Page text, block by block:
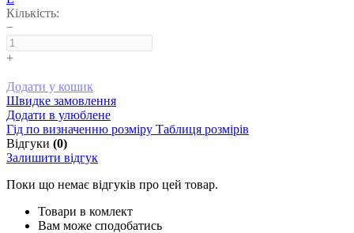
Кількість:
−
+
Додати у кошик
Швидке замовлення
Додати в улюблене
Гід по визначенню розміру Таблиця розмірів
Відгуки (0)
Залишити відгук
Поки що немає відгуків про цей товар.
Товари в комлект
Вам може сподобатись